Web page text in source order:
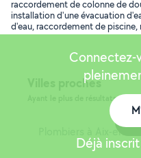
raccordement de colonne de
installation d'une évacuation
d'eau, raccordement de
Villes proches
Ayant le plus de résultats, dans
Plombiers à Aix-en-
Connectez-
Déjà